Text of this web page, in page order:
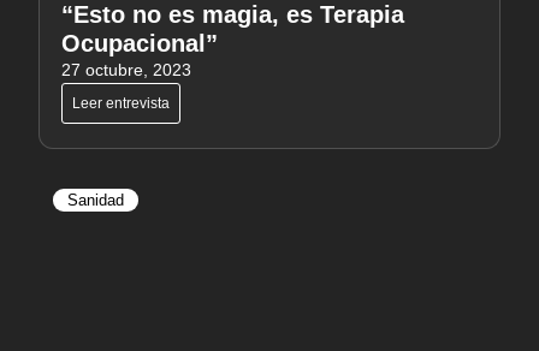
“Esto no es magia, es Terapia
Ocupacional”
27 octubre, 2023
Leer entrevista
Sanidad